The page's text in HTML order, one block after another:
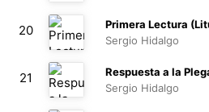
00:17
20
Primera Lectura
Sergio Hidalgo
00:47
21
Respuesta a la
Sergio Hidalgo